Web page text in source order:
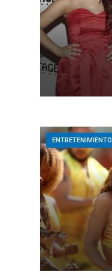
ENTRETENIMIENTO